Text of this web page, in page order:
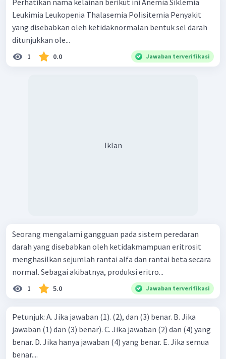
Perhatikan nama kelainan berikut ini Anemia Siklemia
Leukimia Leukopenia Thalasemia Polisitemia Penyakit
yang disebabkan oleh ketidaknormalan bentuk sel darah
ditunjukkan ole...
1 0.0 Jawaban terverifikasi
Iklan
Seorang mengalami gangguan pada sistem peredaran
darah yang disebabkan oleh ketidakmampuan eritrosit
menghasilkan sejumlah rantai alfa dan rantai beta secara
normal. Sebagai akibatnya, produksi eritro...
1 5.0 Jawaban terverifikasi
Petunjuk: A. Jika jawaban (1). (2), dan (3) benar. B. Jika
jawaban (1) dan (3) benar). C. Jika jawaban (2) dan (4) yang
benar. D. Jika hanya jawaban (4) yang benar. E. Jika semua
benar....